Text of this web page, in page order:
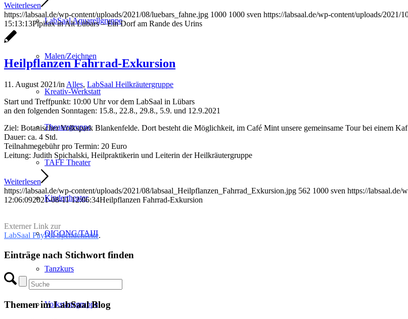
LabSaal Aquarellgruppe
Malen/Zeichnen
Kreativ-Werkstatt
Theatergruppe
TAFF Theater
Kindertheater
QIGONG/TAIJI
Tanzkurs
Volkstanzgruppe
Weiterlesen
https://labsaal.de/wp-content/uploads/2021/08/luebars_fahne.jpg 1000 1000 sven https://labsaal.de/wp-content/uploads/2021/
15:13:13Pipifax in Alt Lübars – Ein Dorf am Rande des Urins
Heilpflanzen Fahrrad-Exkursion
11. August 2021/inAlles, LabSaal Heilkräutergruppe
Start und Treffpunkt: 10:00 Uhr vor dem LabSaal in Lübars
an den folgenden Sonntagen: 15.8., 22.8., 29.8., 5.9. und 12.9.2021
Ziel: Botanischer Volkspark Blankenfelde. Dort besteht die Möglichkeit, im Café Mint unsere gemeinsame Tour bei einem
Dauer: ca. 4 Std.
Teilnahmegebühr pro Termin: 20 Euro
Leitung: Judith Spichalski, Heilpraktikerin und Leiterin der Heilkräutergruppe
Weiterlesen
https://labsaal.de/wp-content/uploads/2021/08/labsaal_Heilpflanzen_Fahrrad_Exkursion.jpg 562 1000 sven https://labsaal.de/
12:06:092021-08-11 12:06:34Heilpflanzen Fahrrad-Exkursion
Externer Link zur
LabSaal PayPal Spendenseite.
Einträge nach Stichwort finden
Themen im LabSaal Blog